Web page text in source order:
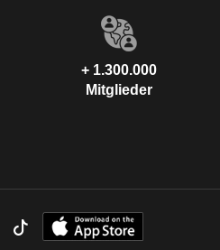
+ 1.300.000
Mitglieder